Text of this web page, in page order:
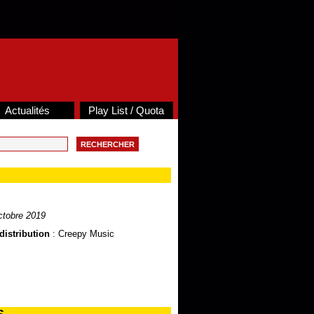
Actualités Play List / Quota
2019
: Creepy Music